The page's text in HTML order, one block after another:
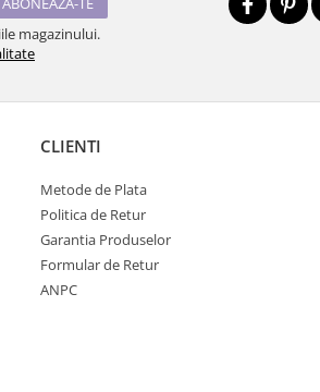
magazinului.
CLIENTI
Metode de Plata
Politica de Retur
Garantia Produselor
Formular de Retur
ANPC